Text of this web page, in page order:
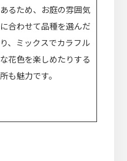
あるため、お庭の雰囲気
に合わせて品種を選んだ
り、ミックスでカラフル
な花色を楽しめたりする
所も魅力です。